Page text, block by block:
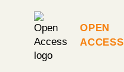
Open
Access